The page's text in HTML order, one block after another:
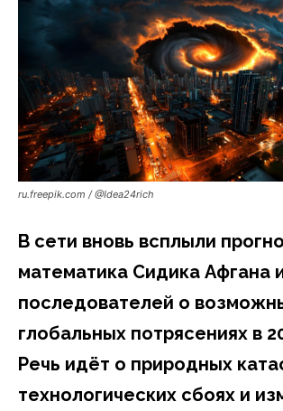
ru.freepik.com / @Idea24rich
В сети вновь всплыли
математика Сидика Афгана
последователей о
глобальных потрясениях в
Речь идёт о природных
технологических сбоях и